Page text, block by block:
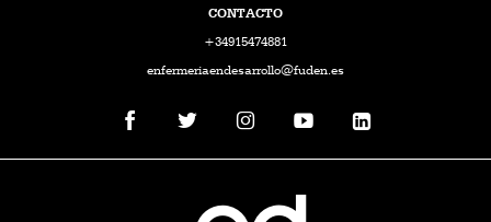
CONTACTO
+34915474881
enfermeriaendesarrollo@fuden.es